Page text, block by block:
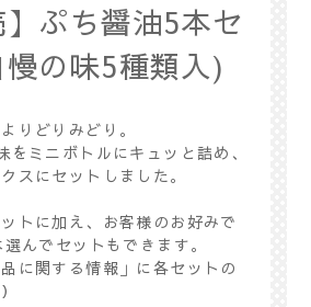
】ぷち醤油5本セ
の味5種類入)
りどりみどり。
をミニボトルにキュッと詰め、
スにセットしました。
トに加え、お客様のお好みで
んでセットもできます。
品に関する情報」に各セットの